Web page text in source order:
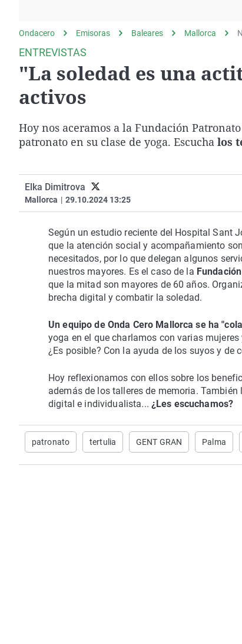
Negra
Navarra
Ondacero Emisoras Baleares Mallorca
ENTREVISTAS
"La soledad es una
activos
Hoy nos aceramos a la Fundación
patronato en su clase de yoga. Escucha los
Elka Dimitrova
Mallorca | 29.10.2024 13:25
Según un estudio reciente del Hospital Sant
que la atención social y acompañamiento
necesitados, por lo que delegan algunos
nuestros mayores. Es el caso de la
que la mitad son mayores de 60 años.
brecha digital y combatir la soledad.
Un equipo de Onda Cero Mallorca se ha
yoga en el que charlamos con varias
¿Es posible? Con la ayuda de los suyos y de
Hoy reflexionamos con ellos sobre los
además de los talleres de memoria.
digital e individualista... ¿Les escuchamos?
patronato tertulia GENT GRAN Palma